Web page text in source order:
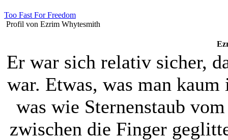
Too Fast For Freedom
Profil von Ezrim Whytesmith
Er war sich relativ sicher,
war. Etwas, was man
was wie Sternenstaub
zwischen die Finger